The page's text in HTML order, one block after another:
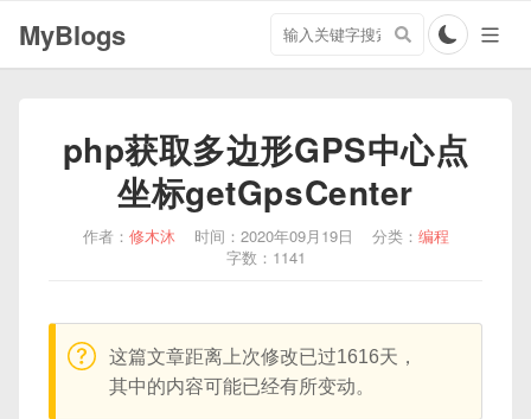
MyBlogs
搜
关
php获取多边形GPS中心点
坐标getGpsCenter
作者： 修木沐 时间：2020年09月19日 分类： 编程
字数：1141
warning:
这篇文章距离上次修改已过1616天，
其中的内容可能已经有所变动。